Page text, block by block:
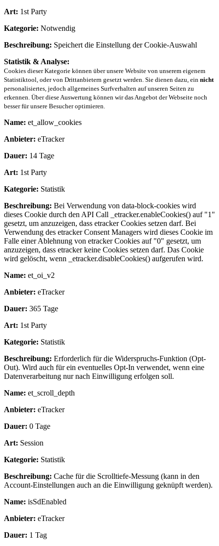
Art: 1st Party
Kategorie: Notwendig
Beschreibung: Speichert die Einstellung der Cookie-Auswahl
Statistik & Analyse:
Cookies dieser Kategorie können über unsere Website von unserem eigenem
Statistiktool, oder von Drittanbietern gesetzt werden. Sie dienen dazu, ein nicht
personalisiertes, jedoch allgemeines Surfverhalten auf unseren Seiten zu
erkennen. Über diese Auswertung können wir das Angebot der Webseite noch
besser für unsere Besucher optimieren.
Name: et_allow_cookies
Anbieter: eTracker
Dauer: 14 Tage
Art: 1st Party
Kategorie: Statistik
Beschreibung: Bei Verwendung von data-block-cookies wird
dieses Cookie durch den API Call _etracker.enableCookies() auf "1"
gesetzt, um anzuzeigen, dass etracker Cookies setzen darf. Bei
Verwendung des etracker Consent Managers wird dieses Cookie im
Falle einer Ablehnung von etracker Cookies auf "0" gesetzt, um
anzuzeigen, dass etracker keine Cookies setzen darf. Das Cookie
wird gelöscht, wenn _etracker.disableCookies() aufgerufen wird.
Name: et_oi_v2
Anbieter: eTracker
Dauer: 365 Tage
Art: 1st Party
Kategorie: Statistik
Beschreibung: Erforderlich für die Widerspruchs-Funktion (Opt-
Out). Wird auch für ein eventuelles Opt-In verwendet, wenn eine
Datenverarbeitung nur nach Einwilligung erfolgen soll.
Name: et_scroll_depth
Anbieter: eTracker
Dauer: 0 Tage
Art: Session
Kategorie: Statistik
Beschreibung: Cache für die Scrolltiefe-Messung (kann in den
Account-Einstellungen auch an die Einwilligung geknüpft werden).
Name: isSdEnabled
Anbieter: eTracker
Dauer: 1 Tag